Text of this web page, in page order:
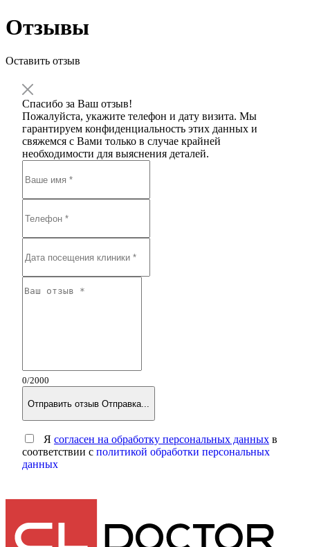
Отзывы
Оставить отзыв
Спасибо за Ваш отзыв!
Пожалуйста, укажите телефон и дату визита. Мы
гарантируем конфиденциальность этих данных и
свяжемся с Вами только в случае крайней
необходимости для выяснения деталей.
0/2000
Отправить отзыв Отправка...
Я согласен на обработку персональных данных в
соответствии с политикой обработки персональных
данных